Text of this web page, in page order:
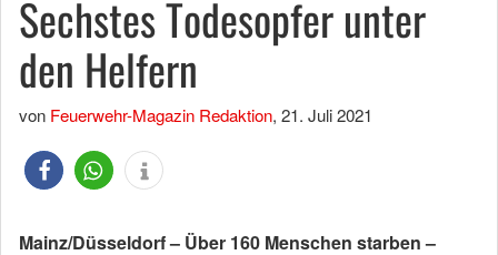
Sechstes Todesopfer unter
den Helfern
von Feuerwehr-Magazin Redaktion, 21. Juli 2021
Mainz/Düsseldorf – Über 160 Menschen starben –